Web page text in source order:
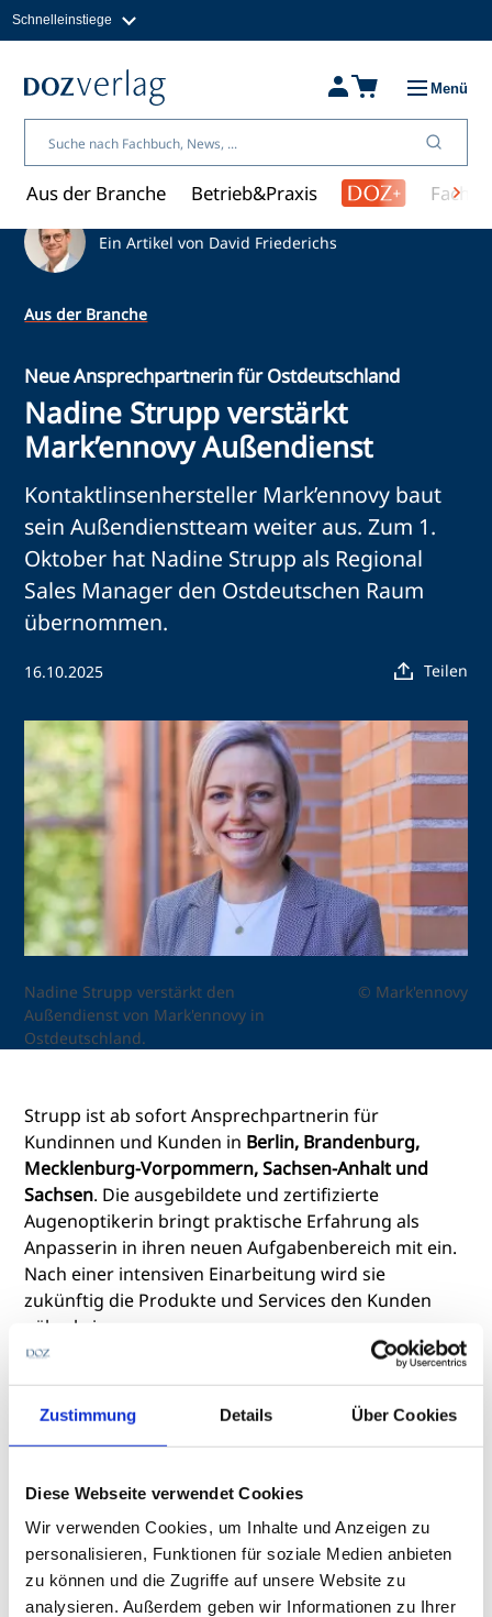
Zustimmung Details Über Cookies
Diese Webseite verwendet Cookies
Wir verwenden Cookies, um Inhalte und Anzeigen zu
personalisieren, Funktionen für soziale Medien anbieten
zu können und die Zugriffe auf unsere Website zu
analysieren. Außerdem geben wir Informationen zu Ihrer
Inhalt
Schnelleinstiege
Fachbücher & Shop
Über uns
Menü
Aus der Branche Betrieb&Praxis
Ein Artikel von David Friederichs
Aus der Branche
Neue Ansprechpartnerin für Ostdeutschland
Nadine Strupp verstärkt
Mark’ennovy Außendienst
Kontaktlinsenhersteller Mark’ennovy baut
sein Außendienstteam weiter aus. Zum 1.
Oktober hat Nadine Strupp als Regional
Sales Manager den Ostdeutschen Raum
übernommen.
16.10.2025 Teilen
Nadine Strupp verstärkt den
Außendienst von Mark'ennovy in
Ostdeutschland.
© Mark'ennovy
Strupp ist ab sofort Ansprechpartnerin für
Kundinnen und Kunden in Berlin, Brandenburg,
Mecklenburg-Vorpommern, Sachsen-Anhalt und
Sachsen. Die ausgebildete und zertifizierte
Augenoptikerin bringt praktische Erfahrung als
Anpasserin in ihren neuen Aufgabenbereich mit ein.
Nach einer intensiven Einarbeitung wird sie
zukünftig die Produkte und Services den Kunden
näherbringen.
Geschrieben von